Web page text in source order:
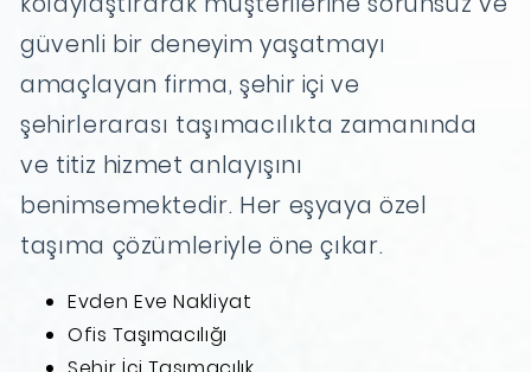
güvenli bir deneyim yaşatmayı
amaçlayan firma, şehir içi ve
şehirlerarası taşımacılıkta zamanında
ve titiz hizmet anlayışını
benimsemektedir. Her eşyaya özel
taşıma çözümleriyle öne çıkar.
Evden Eve Nakliyat
Ofis Taşımacılığı